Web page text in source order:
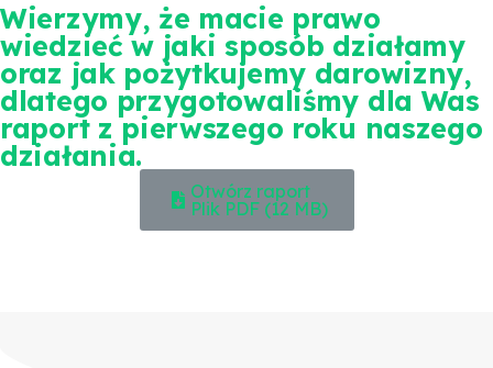
Wierzymy, że macie prawo
wiedzieć w jaki sposób działamy
oraz jak pożytkujemy darowizny,
dlatego przygotowaliśmy dla Was
raport z pierwszego roku naszego
działania.
Otwórz raport
Plik PDF (12 MB)